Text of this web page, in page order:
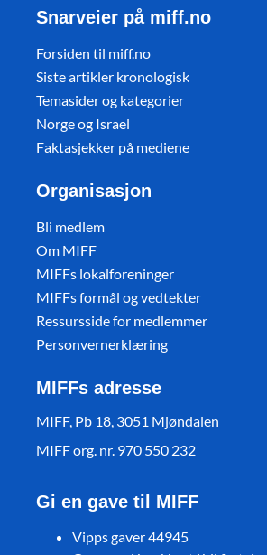
Snarveier på miff.no
Forsiden til miff.no
Siste artikler kronologisk
Temasider og kategorier
Norge og Israel
Faktasjekker på mediene
Organisasjon
Bli medlem
Om MIFF
MIFFs lokalforeninger
MIFFs formål og vedtekter
Ressursside for medlemmer
Personvernerklæring
MIFFs adresse
MIFF, Pb 18, 3051 Mjøndalen
MIFF org. nr. 970 550 232
Gi en gave til MIFF
Vipps gaver 44945